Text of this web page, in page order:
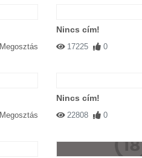
Megosztás
Nincs cím!
17225 0
Megosztás
Nincs cím!
22808 0